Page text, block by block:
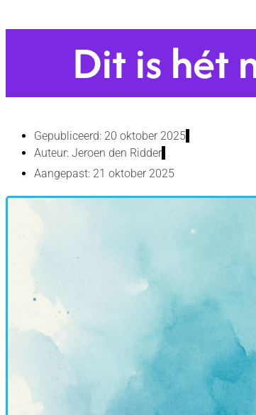
Dit is hét
Gepubliceerd: 20 oktober 2025
Auteur: Jeroen den Ridder
Aangepast: 21 oktober 2025